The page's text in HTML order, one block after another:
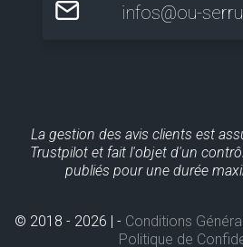
infos@ou-
La gestion des avis clients est
Trustpilot et fait l'objet d'un
publiés pour une durée
© 2018 - 2026 | - Conditions
Politique de